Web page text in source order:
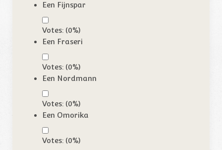
Een Fijnspar
Votes: (0%)
Een Fraseri
Votes: (0%)
Een Nordmann
Votes: (0%)
Een Omorika
Votes: (0%)